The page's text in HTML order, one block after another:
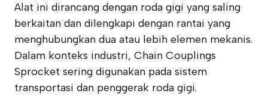
Alat ini dirancang dengan roda gigi yang saling
berkaitan dan dilengkapi dengan rantai yang
menghubungkan dua atau lebih elemen mekanis.
Dalam konteks industri, Chain Couplings
Sprocket sering digunakan pada sistem
transportasi dan penggerak roda gigi.